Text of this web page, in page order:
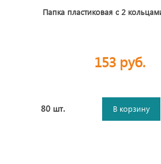
Папка пластиковая с 2
153 руб.
80 шт. В корзину